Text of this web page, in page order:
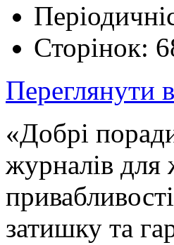
Сторінок:
Переглянути
«Добрі
журналів для
затишку та